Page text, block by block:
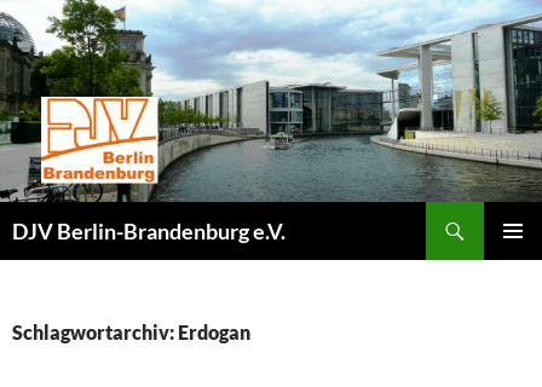
Zum
Inhalt
springen
DJV Berlin-Brandenburg e.V.
Schlagwortarchiv: Erdogan